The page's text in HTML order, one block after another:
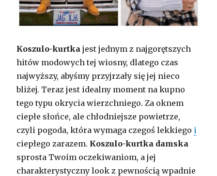
Koszulo-kurtka jest jednym z najgorętszych
hitów modowych tej wiosny, dlatego czas
najwyższy, abyśmy przyjrzały się jej nieco
bliżej. Teraz jest idealny moment na kupno
tego typu okrycia wierzchniego. Za oknem
ciepłe słońce, ale chłodniejsze powietrze,
czyli pogoda, która wymaga czegoś lekkiego i
ciepłego zarazem. Koszulo-kurtka damska
sprosta Twoim oczekiwaniom, a jej
charakterystyczny look z pewnością wpadnie